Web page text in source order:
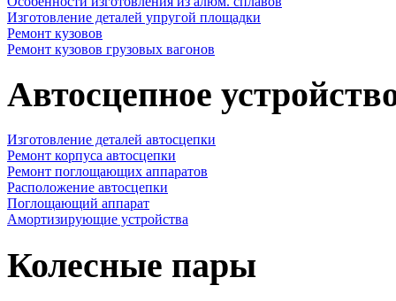
Изготовление деталей упругой площадки
Ремонт кузовов
Ремонт кузовов грузовых вагонов
Автосцепное
Изготовление деталей автосцепки
Ремонт корпуса автосцепки
Ремонт поглощающих аппаратов
Расположение автосцепки
Поглощающий аппарат
Амортизирующие устройства
Колесные пары